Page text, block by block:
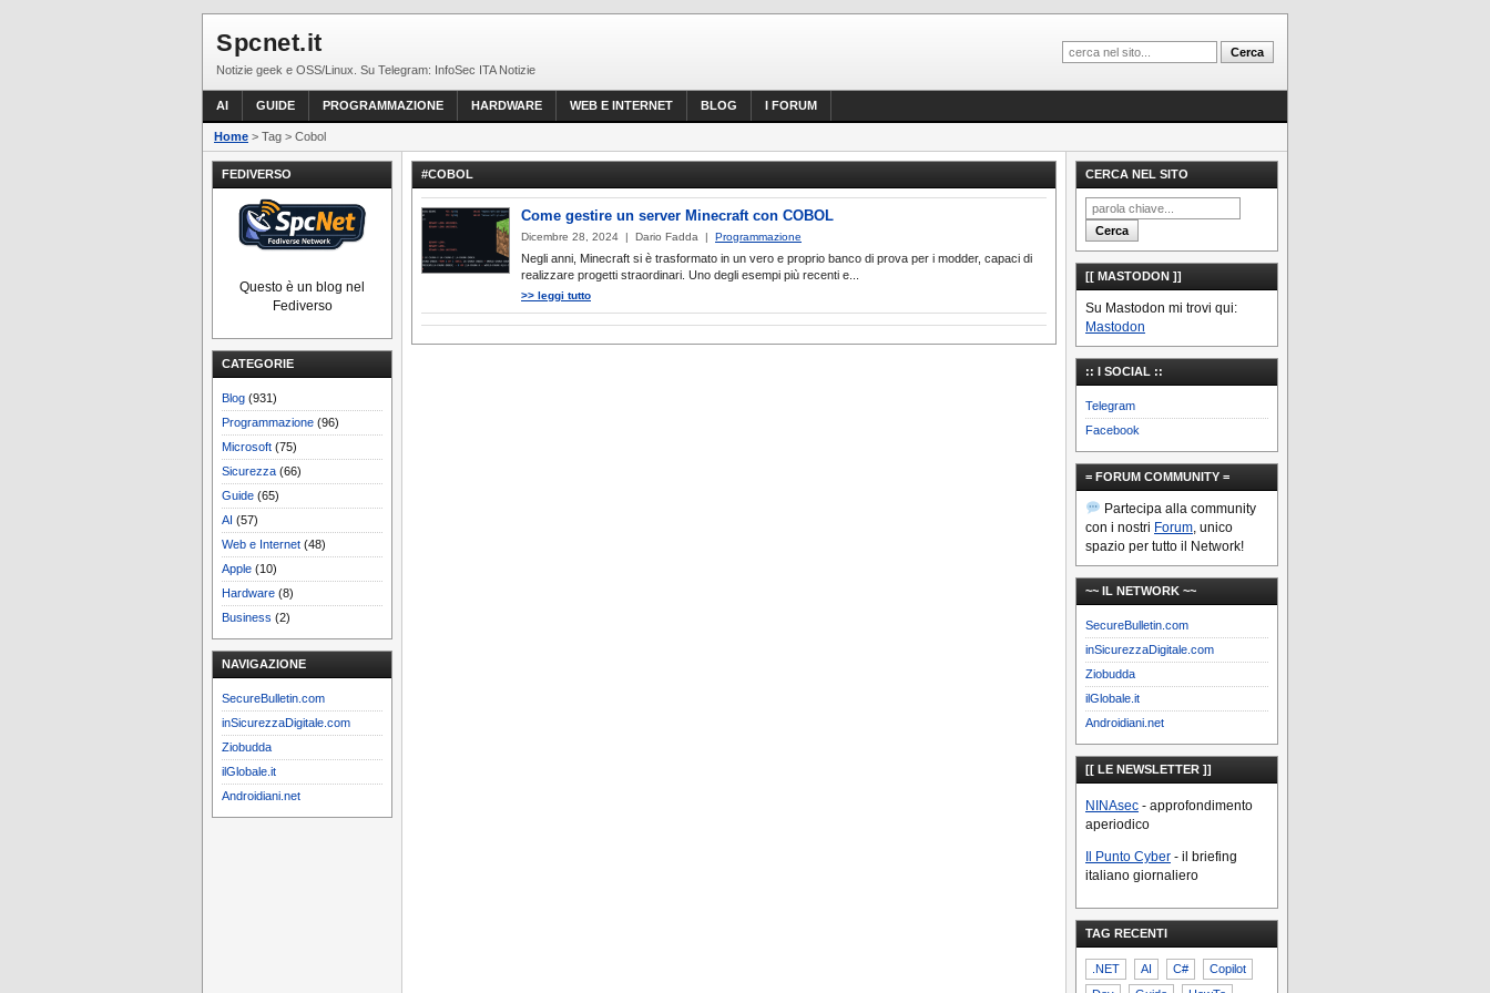
Spcnet.it
Notizie geek e OSS/Linux. Su Telegram: InfoSec ITA Notizie
AI GUIDE PROGRAMMAZIONE HARDWARE WEB E INTERNET BLOG I FORUM
Home > Tag > Cobol
FEDIVERSO
Questo è un blog nel
Fediverso
CATEGORIE
Blog (931)
Programmazione (96)
Microsoft (75)
Sicurezza (66)
Guide (65)
AI (57)
Web e Internet (48)
Apple (10)
Hardware (8)
Business (2)
NAVIGAZIONE
SecureBulletin.com
inSicurezzaDigitale.com
Ziobudda
ilGlobale.it
Androidiani.net
#COBOL
Come gestire un server Minecraft con COBOL
Dicembre 28, 2024 | Dario Fadda | Programmazione
Negli anni, Minecraft si è trasformato in un vero e proprio banco di prova per i modder, capaci di
realizzare progetti straordinari. Uno degli esempi più recenti e...
>> leggi tutto
CERCA NEL SITO
[[ MASTODON ]]
Su Mastodon mi trovi qui:
Mastodon
:: I SOCIAL ::
Telegram
Facebook
= FORUM COMMUNITY =
Partecipa alla community
con i nostri Forum, unico
spazio per tutto il Network!
~~ IL NETWORK ~~
SecureBulletin.com
inSicurezzaDigitale.com
Ziobudda
ilGlobale.it
Androidiani.net
[[ LE NEWSLETTER ]]
NINAsec - approfondimento
aperiodico
Il Punto Cyber - il briefing
italiano giornaliero
TAG RECENTI
.NET AI C#
Copilot